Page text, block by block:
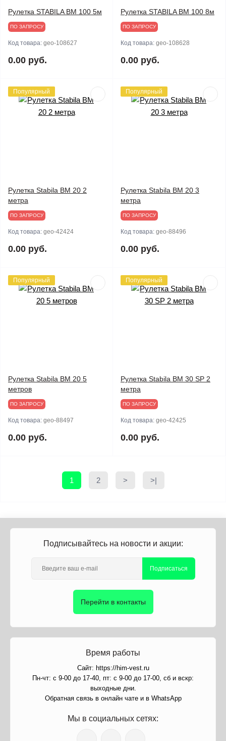
Рулетка STABILA BM 100 5м
ПО ЗАПРОСУ
Код товара: geo-108627
0.00 руб.
Рулетка STABILA BM 100 8м
ПО ЗАПРОСУ
Код товара: geo-108628
0.00 руб.
Популярный
Рулетка Stabila BM 20 2
метра
ПО ЗАПРОСУ
Код товара: geo-42424
0.00 руб.
Популярный
Рулетка Stabila BM 20 3
метра
ПО ЗАПРОСУ
Код товара: geo-88496
0.00 руб.
Популярный
Рулетка Stabila BM 20 5
метров
ПО ЗАПРОСУ
Код товара: geo-88497
0.00 руб.
Популярный
Рулетка Stabila BM 30 SP 2
метра
ПО ЗАПРОСУ
Код товара: geo-42425
0.00 руб.
1 2 > >|
Подписывайтесь на новости и акции:
Подписаться
Перейти в контакты
Время работы
Сайт: https://him-vest.ru
Пн-чт: с 9-00 до 17-40, пт: с 9-00 до 17-00, сб и вскр:
выходные дни.
Обратная связь в онлайн чате и в WhatsApp
Мы в социальных сетях: